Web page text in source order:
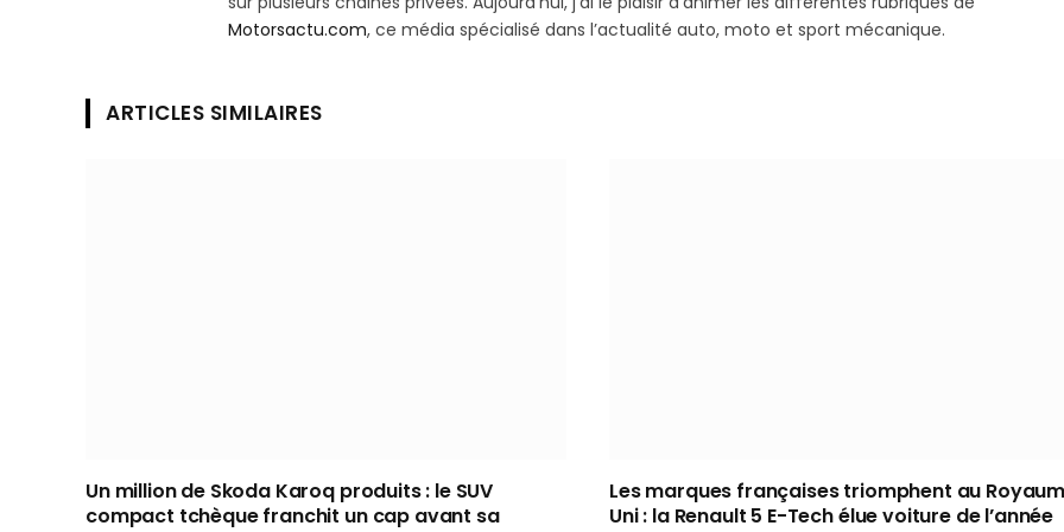
Motorsactu.com, ce média spécialisé dans l’actualité auto, moto et sport mécanique.
ARTICLES SIMILAIRES
Un million de Skoda Karoq produits : le SUV
compact tchèque franchit un cap avant sa
Les marques françaises triomphent au
Uni : la Renault 5 E-Tech élue voiture de l’année